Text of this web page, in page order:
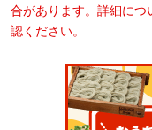
合があります。詳細に
認ください。